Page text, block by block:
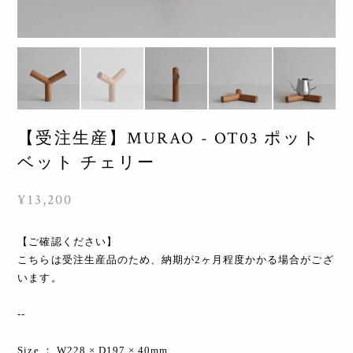
【受注生産】MURAO - OT03 ポット
ベット チェリー
¥13,200
【ご確認ください】
こちらは受注生産品のため、納期が2ヶ月程度かかる場合がござ
います。
--
Size ： W228 × D197 × 40mm